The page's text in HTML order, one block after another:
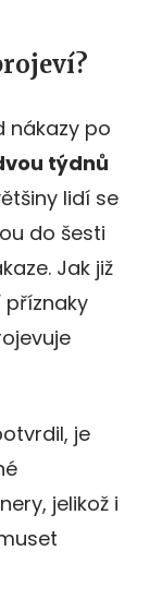
nákazy po
týdnů
lidí se
do šesti
Jak již
příznaky
je
jelikož i